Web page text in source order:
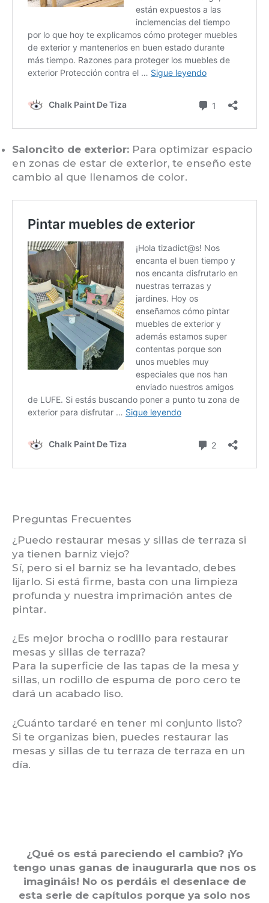
Saloncito de exterior: Para optimizar espacio
en zonas de estar de exterior, te enseño este
cambio al que llenamos de color.
Preguntas Frecuentes
¿Puedo restaurar mesas y sillas de terraza si
ya tienen barniz viejo?
Sí, pero si el barniz se ha levantado, debes
lijarlo. Si está firme, basta con una limpieza
profunda y nuestra imprimación antes de
pintar.
¿Es mejor brocha o rodillo para restaurar
mesas y sillas de terraza?
Para la superficie de las tapas de la mesa y
sillas, un rodillo de espuma de poro cero te
dará un acabado liso.
¿Cuánto tardaré en tener mi conjunto listo?
Si te organizas bien, puedes restaurar las
mesas y sillas de tu terraza de terraza en un
día.
¿Qué os está pareciendo el cambio? ¡Yo
tengo unas ganas de inaugurarla que nos os
imagináis! No os perdáis el desenlace de
esta serie de capítulos porque ya solo nos